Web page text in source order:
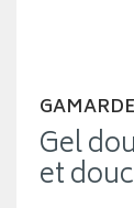
GAMARDE
Gel
et